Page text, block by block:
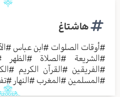
هاشتاغ
#أوقات الصلوات #ابن عباس #
#الشريعة #الصلاة #الظهر
#الفريقين #القرآن الكريم #
#المسلمين #المغرب #النهار #